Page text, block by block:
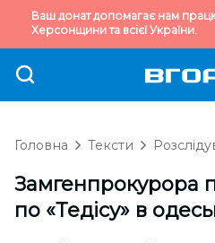
Ваш донат допомагає нам
Херсонщини та всієї України.
Головна Тексти
Замгенпрокурора
по «Тедісу» в